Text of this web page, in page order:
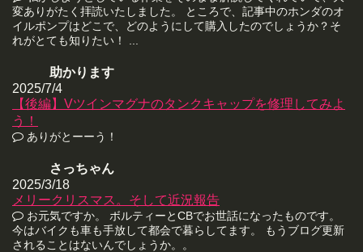
変ありがたく拝読いたしました。 ところで、記事中のホンダのオ
イルポンプはどこで、どのようにして購入したのでしょうか？そ
れがとても知りたい！ ...
助かります
2025/7/4
【後編】Vツインマグナのタンクキャップを修理してみよ
う！
ありがとーーう！
さっちゃん
2025/3/18
メリークリスマス。そして近況報告
お元気ですか。 ボルティーとCBでお世話になったものです。
今はバイクも車も手放して都会で暮らしてます。 もうブログ更新
されることはないんでしょうか。。